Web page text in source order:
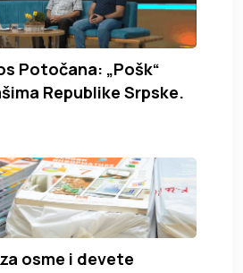
Potočana: „Pošk“
Republike Srpske.
osme i devete